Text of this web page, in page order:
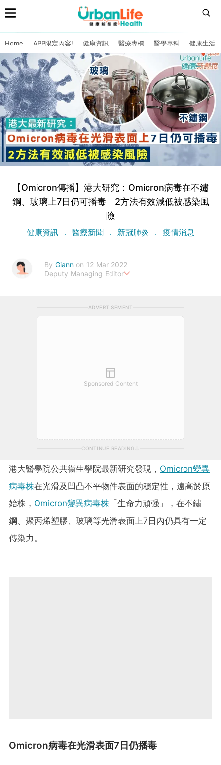
Home APP限定內容! 健康資訊 醫療專欄 醫學專科 健康生活
【Omicron傳播】港大研究：Omicron病毒在不鏽
鋼、玻璃上7日仍可播毒 2方法有效減低被感染風
險
健康資訊 醫療新聞 新冠肺炎 疫情消息
By Giann on 12 Mar 2022
Deputy Managing Editor
ADVERTISEMENT
Sponsored Content
CONTINUE READING
港大醫學院公共衞生學院最新研究發現， Omicron變異
病毒株在光滑及凹凸不平物件表面的穩定性，遠高於原
始株， Omicron變異病毒株 「生命力頑强」，在不鏽
鋼、聚丙烯塑膠、玻璃等光滑表面上7日內仍具有一定
傳染力。
Omicron病毒在光滑表面7日仍播毒